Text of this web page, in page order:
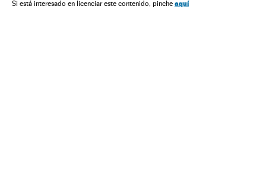
Si está interesado en licenciar este contenido, pinche aquí